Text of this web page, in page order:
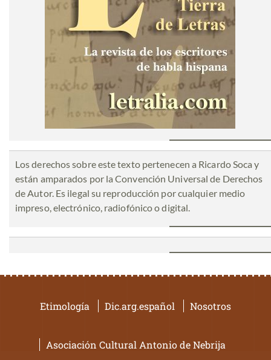
Los derechos sobre este texto pertenecen a Ricardo Soca y
están amparados por la Convención Universal de Derechos
de Autor. Es ilegal su reproducción por cualquier medio
impreso, electrónico, radiofónico o digital.
Etimología Dic.arg.español Nosotros
Asociación Cultural Antonio de Nebrija